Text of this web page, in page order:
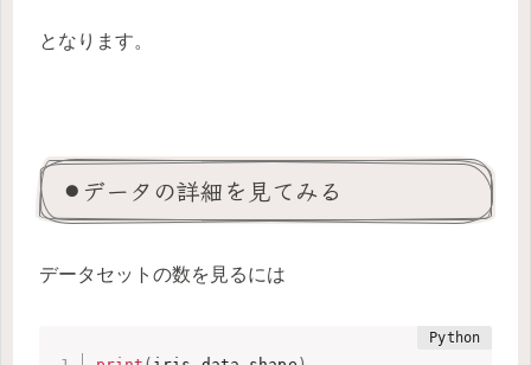
となります。
⚫︎データの詳細を見てみる
データセットの数を見るには